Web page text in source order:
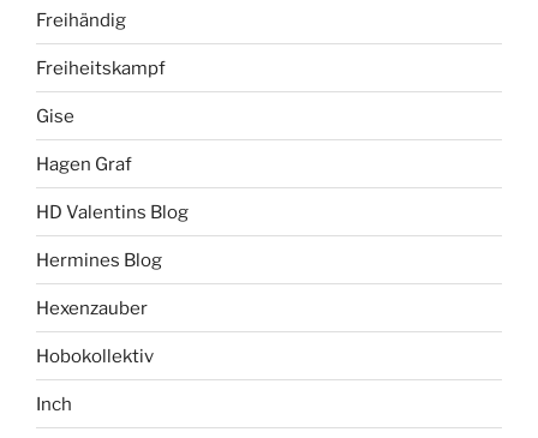
Freihändig
Freiheitskampf
Gise
Hagen Graf
HD Valentins Blog
Hermines Blog
Hexenzauber
Hobokollektiv
Inch